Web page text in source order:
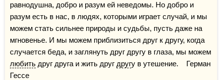
равнодушна, добро и разум ей неведомы. Но добро и
разум есть в нас, в людях, которыми играет случай, и мы
можем стать сильнее природы и судьбы, пусть даже на
мгновенье. И мы можем приблизиться друг к другу, когда
любить друг друга и жить друг другу в утешение.    Герман
Гессе